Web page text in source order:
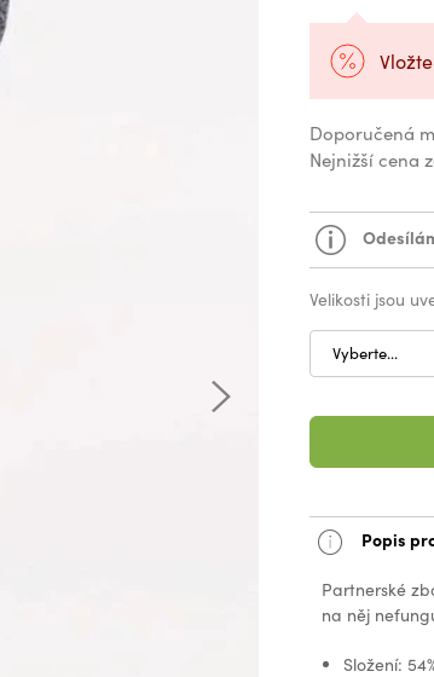
Doporučená
Nejnižší cena
Velikosti jsou
Vyberte...
Popis
Partnerské
na něj
Složení: